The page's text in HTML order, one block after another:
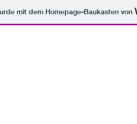
mit dem Homepage-Baukasten von